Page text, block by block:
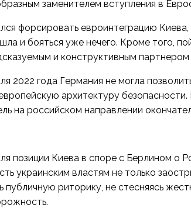
заменителем вступления в
форсировать евроинтеграцию
и бояться уже нечего. Кроме того,
и конструктивным
2022 года Германия не могла
архитектуру
на российском направлении
позиции Киева в споре с Берлином о
украинским властям не только
публичную риторику, не стесняясь